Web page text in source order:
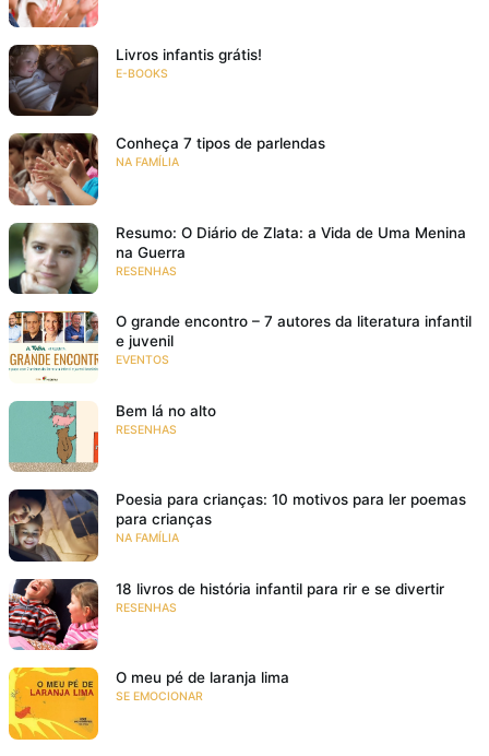
Livros infantis grátis!
E-BOOKS
Conheça 7 tipos de parlendas
NA FAMÍLIA
Resumo: O Diário de Zlata: a Vida de Uma Menina
na Guerra
RESENHAS
O grande encontro – 7 autores da literatura infantil
e juvenil
EVENTOS
Bem lá no alto
RESENHAS
Poesia para crianças: 10 motivos para ler poemas
para crianças
NA FAMÍLIA
18 livros de história infantil para rir e se divertir
RESENHAS
O meu pé de laranja lima
SE EMOCIONAR